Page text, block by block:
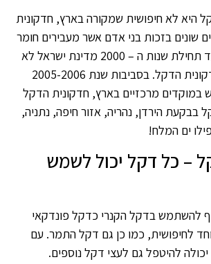
היא לא חיפושית שמקורה בארץ, חדקונית
שונים בזכות בני אדם אשר מעבירים חומר
צמחי נגוע. למעשה עד תחילת שנות ה – 2000 מדינת ישראל לא
ידעה כלל מה היא חדקונית הדקל. בסביבות שנת 2005-2006
מרכזיים בארץ, חדקונית הדקל
בבקעת הירדן, נהריה, אזור חיפה, נתניה,
ים המלח!
– כל דקל יכול לשמש
להשתמש בדקל הקנרי כדקל פונדקאי
לחיפושית, כמו כן גם דקל התמר. עם
להיטפל גם לעצי דקל נוספים.